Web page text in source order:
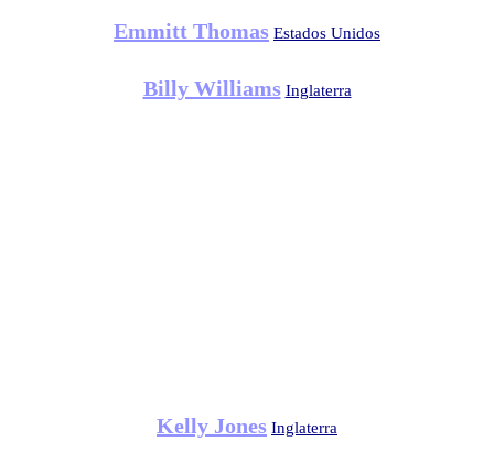
Emmitt Thomas Estados Unidos
Billy Williams Inglaterra
Kelly Jones Inglaterra